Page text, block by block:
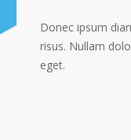
Donec ipsum
risus. Nullam
eget.